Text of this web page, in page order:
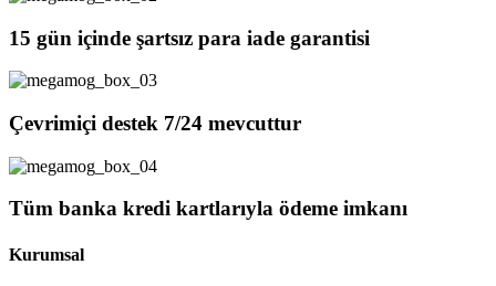
15 gün içinde şartsız para iade garantisi
Çevrimiçi destek 7/24 mevcuttur
Tüm banka kredi kartlarıyla ödeme imkanı
Kurumsal